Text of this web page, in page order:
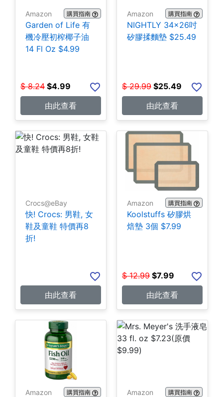
Amazon 購買指南
Garden of Life 有
機冷壓初榨椰子油
14 Fl Oz $4.99
$ 8.24 $4.99
由此查看
Amazon 購買指南
NIGHTLY 34x26吋
矽膠揉麵墊 $25.49
$ 29.99 $25.49
由此查看
Crocs@eBay
快! Crocs: 男鞋, 女
鞋及童鞋 特價再8
折!
由此查看
Amazon 購買指南
Koolstuffs 矽膠烘
焙墊 3個 $7.99
$ 12.99 $7.99
由此查看
Amazon 購買指南 Amazon 購買指南